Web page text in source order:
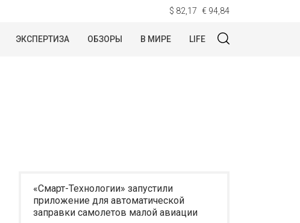
$ 82,17 € 94,84
ЭКСПЕРТИЗА ОБЗОРЫ В МИРЕ LIFE
«Смарт-Технологии» запустили
приложение для автоматической
заправки самолетов малой авиации